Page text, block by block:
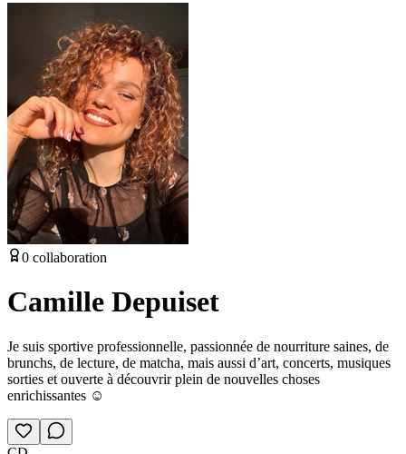
0 collaboration
Camille Depuiset
Je suis sportive professionnelle, passionnée de nourriture saines, de
brunchs, de lecture, de matcha, mais aussi d’art, concerts, musiques
sorties et ouverte à découvrir plein de nouvelles choses
enrichissantes ☺️